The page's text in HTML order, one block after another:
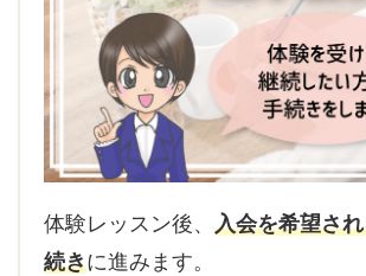
体験レッスン後、 入会を希望さ
続きに進みます。